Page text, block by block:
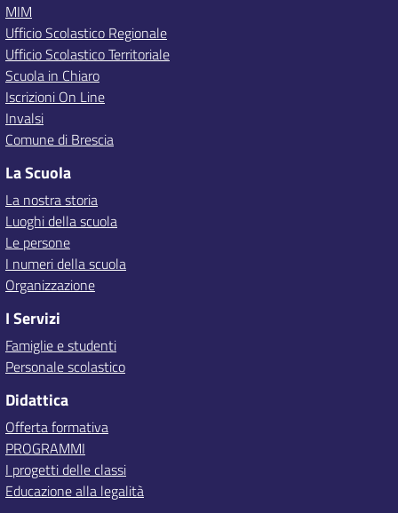
MIM
Ufficio Scolastico Regionale
Ufficio Scolastico Territoriale
Scuola in Chiaro
Iscrizioni On Line
Invalsi
Comune di Brescia
La Scuola
La nostra storia
Luoghi della scuola
Le persone
I numeri della scuola
Organizzazione
I Servizi
Famiglie e studenti
Personale scolastico
Didattica
Offerta formativa
PROGRAMMI
I progetti delle classi
Educazione alla legalità